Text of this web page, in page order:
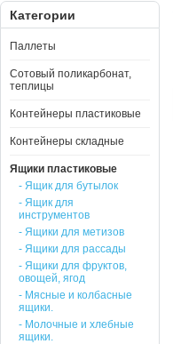
Категории
Паллеты
Сотовый поликарбонат,
теплицы
Контейнеры пластиковые
Контейнеры складные
Ящики пластиковые
- Ящик для бутылок
- Ящик для
инструментов
- Ящики для метизов
- Ящики для рассады
- Ящики для фруктов,
овощей, ягод
- Мясные и колбасные
ящики.
- Молочные и хлебные
ящики.